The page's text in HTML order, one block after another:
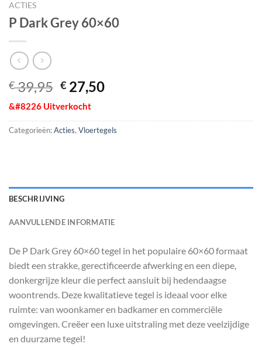
ACTIES
P Dark Grey 60×60
€39,95 Oorspronkelijke
prijs
was:
€ 39,95.
€ 27,50Huidige
€ 27,50.
&#8226 Uitverkocht
Categorieën:Acties, Vloertegels
BESCHRIJVING
AANVULLENDE INFORMATIE
De P Dark Grey 60×60 tegel in het populaire 60×60 formaat
biedt een strakke, gerectificeerde afwerking en een diepe,
donkergrijze kleur die perfect aansluit bij hedendaagse
woontrends. Deze kwalitatieve tegel is ideaal voor elke
ruimte: van woonkamer en badkamer en commerciële
omgevingen. Creëer een luxe uitstraling met deze veelzijdige
en duurzame tegel!